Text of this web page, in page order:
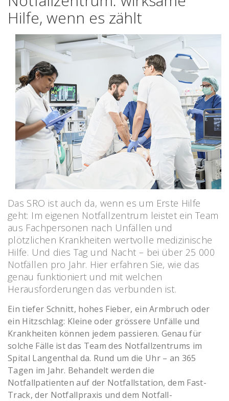
Hilfe, wenn es zählt
Das SRO ist auch da, wenn es um Erste Hilfe
geht: Im eigenen Notfallzentrum leistet ein Team
aus Fachpersonen nach Unfällen und
plötzlichen Krankheiten wertvolle medizinische
Hilfe. Und dies Tag und Nacht – bei über 25 000
Notfällen pro Jahr. Hier erfahren Sie, wie das
genau funktioniert und mit welchen
Herausforderungen das verbunden ist.
Ein tiefer Schnitt, hohes Fieber, ein Armbruch oder
ein Hitzschlag: Kleine oder grössere Unfälle und
Krankheiten können jedem passieren. Genau für
solche Fälle ist das Team des Notfallzentrums im
Spital Langenthal da. Rund um die Uhr – an 365
Tagen im Jahr. Behandelt werden die
Notfallpatienten auf der Notfallstation, dem Fast-
Track, der Notfallpraxis und dem Notfall-